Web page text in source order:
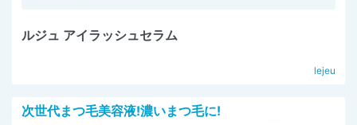
ルジュ アイラッシュセラム
lejeu
次世代まつ毛美容液!濃いまつ毛に!